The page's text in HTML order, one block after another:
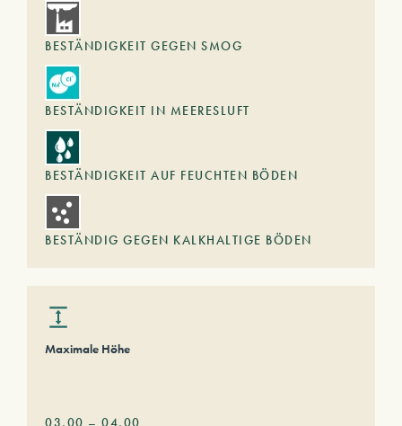
BESTÄNDIGKEIT GEGEN SMOG
BESTÄNDIGKEIT IN MEERESLUFT
BESTÄNDIGKEIT AUF FEUCHTEN BÖDEN
BESTÄNDIG GEGEN KALKHALTIGE BÖDEN
Maximale Höhe
03,00 – 04,00